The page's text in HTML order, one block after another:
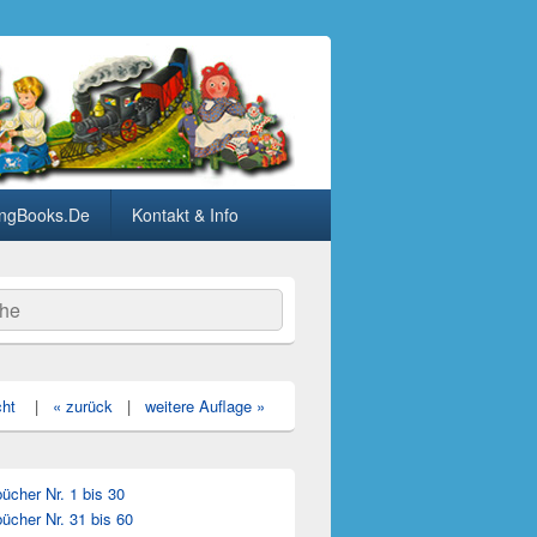
Kontakt & Info
| « zurück | weitere Auflage »
Nr. 1 bis 30
Nr. 31 bis 60